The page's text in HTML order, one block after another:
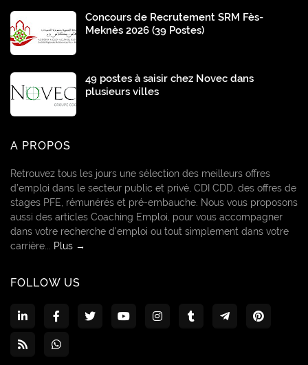
Concours de Recrutement SRM Fès-
Meknès 2026 (39 Postes)
49 postes à saisir chez Novec dans
plusieurs villes
A PROPOS
Retrouvez tous les jours une sélection des meilleurs offres
d’emploi dans le secteur public et privé, CDI CDD, des offres de
stages PFE, rémunérés et pré-embauche. Nous vous proposons
aussi des articles Coaching Emploi, pour vous accompagner
dans votre recherche d’emploi ou tout simplement dans votre
carrière...
Plus →
FOLLOW US